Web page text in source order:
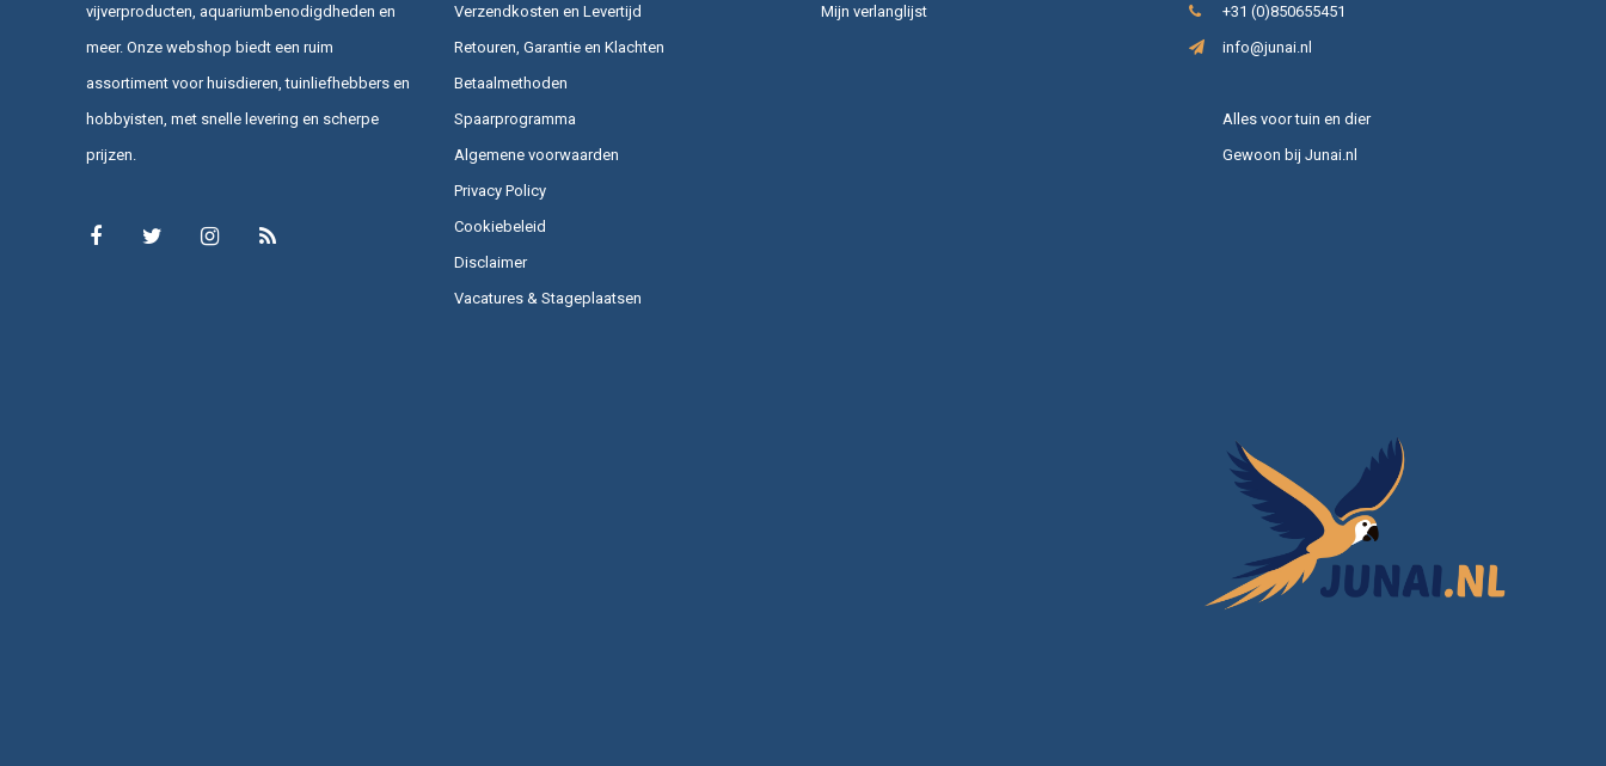
vijverproducten, aquariumbenodigdheden en
meer. Onze webshop biedt een ruim
assortiment voor huisdieren, tuinliefhebbers en
hobbyisten, met snelle levering en scherpe
prijzen.
Verzendkosten en Levertijd
Retouren, Garantie en Klachten
Betaalmethoden
Spaarprogramma
Algemene voorwaarden
Privacy Policy
Cookiebeleid
Disclaimer
Vacatures & Stageplaatsen
Mijn verlanglijst
+31 (0)850655451
info@junai.nl
Alles voor tuin en dier
Gewoon bij Junai.nl